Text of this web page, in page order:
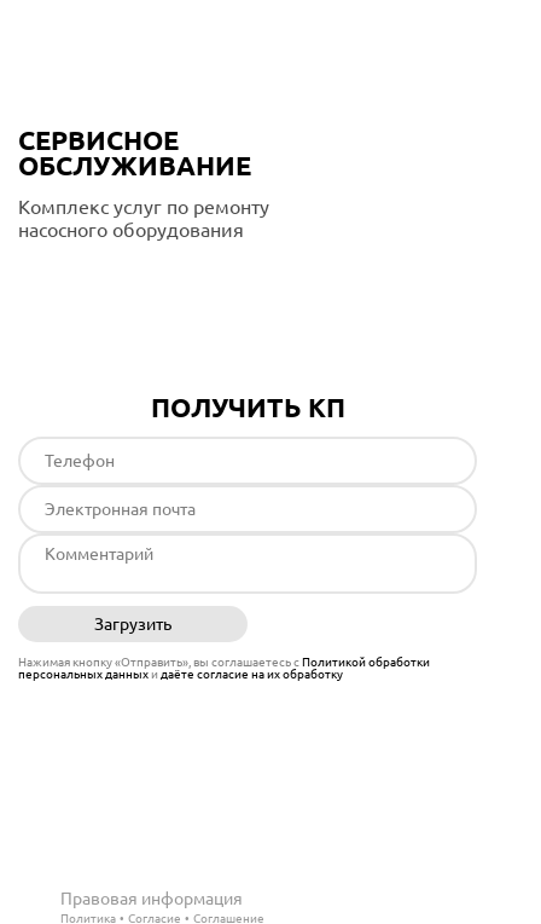
СЕРВИСНОЕ
ОБСЛУЖИВАНИЕ
Комплекс услуг по ремонту
насосного оборудования
ПОЛУЧИТЬ КП
Загрузить
Нажимая кнопку «Отправить», вы соглашаетесь сПолитикой обработки
персональных данныхи даёте согласие на их обработку
Правовая информация
Политика Согласие Соглашение